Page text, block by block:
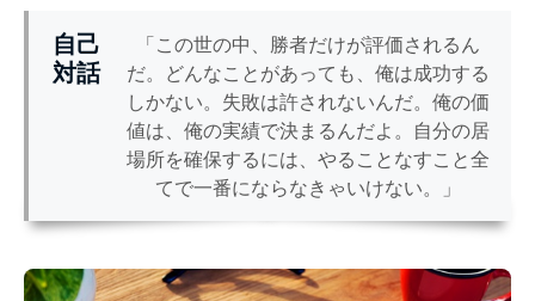
自己
対話
「この世の中、勝者だけが評価されるん
だ。どんなことがあっても、俺は成功する
しかない。失敗は許されないんだ。俺の価
値は、俺の実績で決まるんだよ。自分の居
場所を確保するには、やることなすこと全
てで一番にならなきゃいけない。」